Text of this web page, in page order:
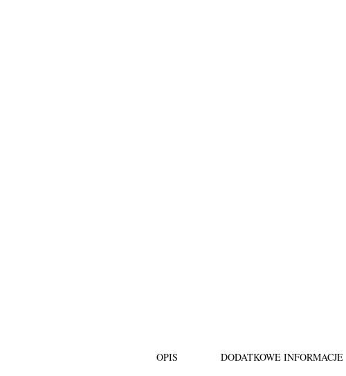
OPIS DODATKOWE INFORMACJE